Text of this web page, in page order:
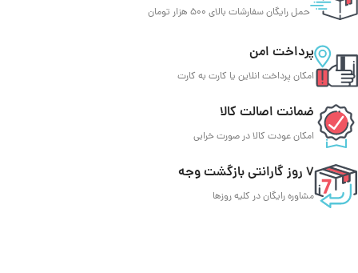
حمل رایگان سفارشات بالای 500 هزار تومان
پرداخت امن
امکان پرداخت انلاین یا کارت به کارت
ضمانت اصالت کالا
امکان عودت کالا در صورت خرابی
7 روز گارانتی بازگشت وجه
مشاوره رایگان در کلیه روزها